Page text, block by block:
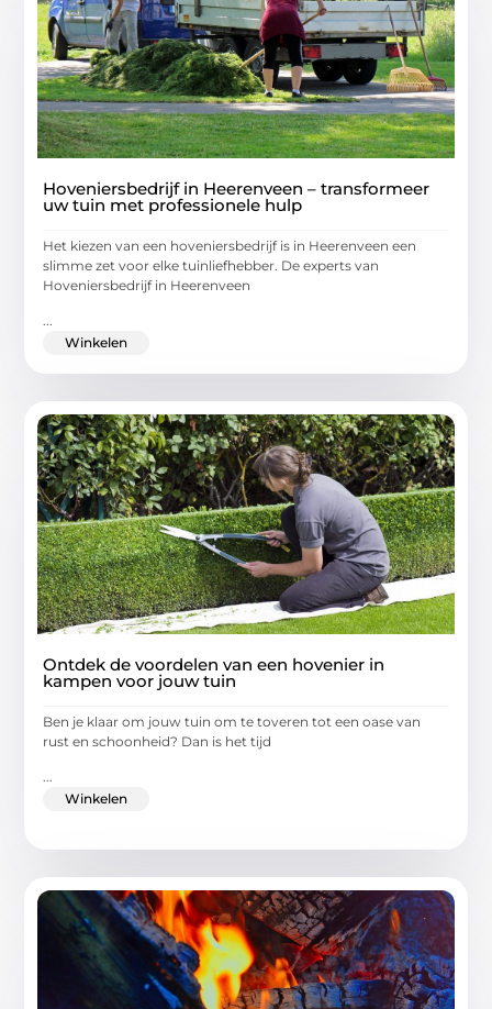
Hoveniersbedrijf in Heerenveen – transformeer
uw tuin met professionele hulp
Het kiezen van een hoveniersbedrijf is in Heerenveen een
slimme zet voor elke tuinliefhebber. De experts van
Hoveniersbedrijf in Heerenveen
...
Winkelen
Ontdek de voordelen van een hovenier in
kampen voor jouw tuin
Ben je klaar om jouw tuin om te toveren tot een oase van
rust en schoonheid? Dan is het tijd
...
Winkelen